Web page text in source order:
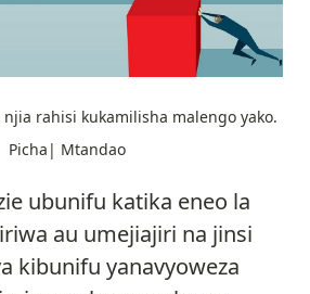
rahisi kukamilisha malengo yako.
Picha| Mtandao
ubunifu katika eneo la
au umejiajiri na jinsi
kibunifu yanavyoweza